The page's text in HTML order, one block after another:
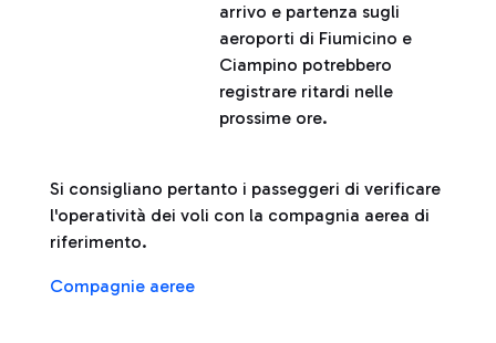
arrivo e partenza sugli
aeroporti di Fiumicino e
Ciampino potrebbero
registrare ritardi nelle
prossime ore.
Si consigliano pertanto i passeggeri di verificare
l'operatività dei voli con la compagnia aerea di
riferimento.
Compagnie aeree